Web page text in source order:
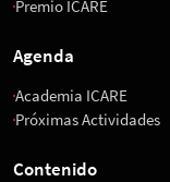
Premio ICARE
Agenda
Academia ICARE
Próximas Actividades
Contenido